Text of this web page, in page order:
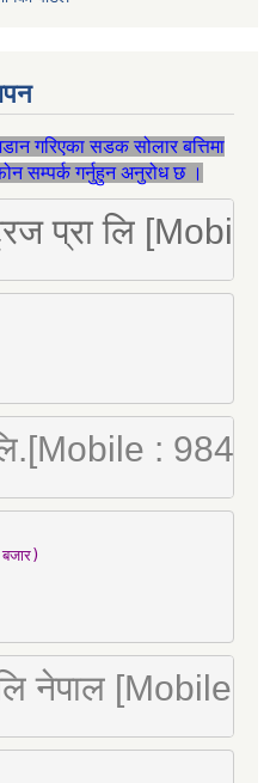
गरिएका सडक सोलार बत्तिमा
सम्पर्क गर्नुहुन अनुरोध छ ।
प्रा लि
लि.[Mobile :
लि नेपाल [Mobile